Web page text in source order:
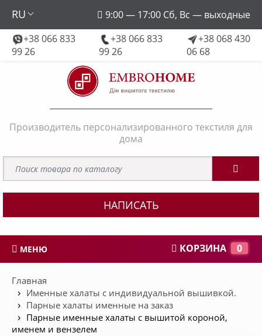
RU
9:00 — 17:00 Сб, Вс — выходные
+38 066 833
99 26
+38 066 833
99 26
+38 068 430
06 68
embroforhome@gmail.com
Производитель персонализированного текстиля для
дома
НАПИСАТЬ
МЕНЮ КОРЗИНА 0
Главная
Именные халаты с индивидуальной вышивкой.
Парные халаты именные на заказ
Парные именные халаты с вышитой короной,
именем и вензелем